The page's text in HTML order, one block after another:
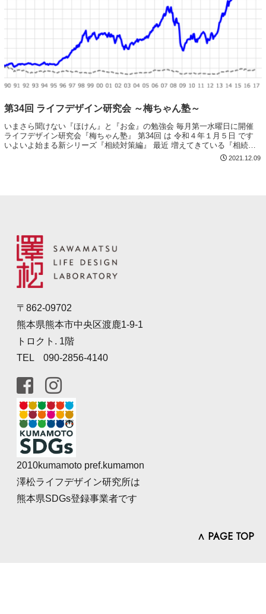
第34回 ライフデザイン研究会 ～梅ちゃん塾～
いまさら聞けない『ほけん』と『お金』の勉強会 毎月第一水曜日に開催
ライフデザイン研究会『梅ちゃん塾』 第34回 は 令和４年１月５日 です
いよいよ始まる新シリーズ『相続対策編』 最近 増えてきている『相続』
2021.12.09
〒862-09702
熊本県熊本市中央区渡鹿1-9-1
トロクト. 1階
TEL 090-2856-4140
2010kumamoto pref.kumamon
澤松ライフデザイン研究所は
熊本県SDGs登録事業者です
∧ PAGE TOP